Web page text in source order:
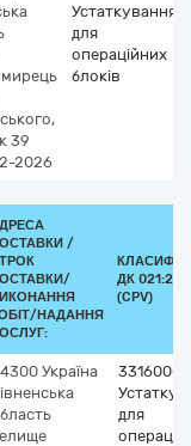
39
2026
Устаткування
для
операційних
блоків
/
НАДАННЯ
ДК
(CPV)
Україна
для